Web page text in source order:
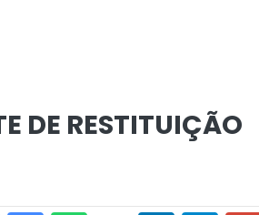
DE RESTITUIÇÃO